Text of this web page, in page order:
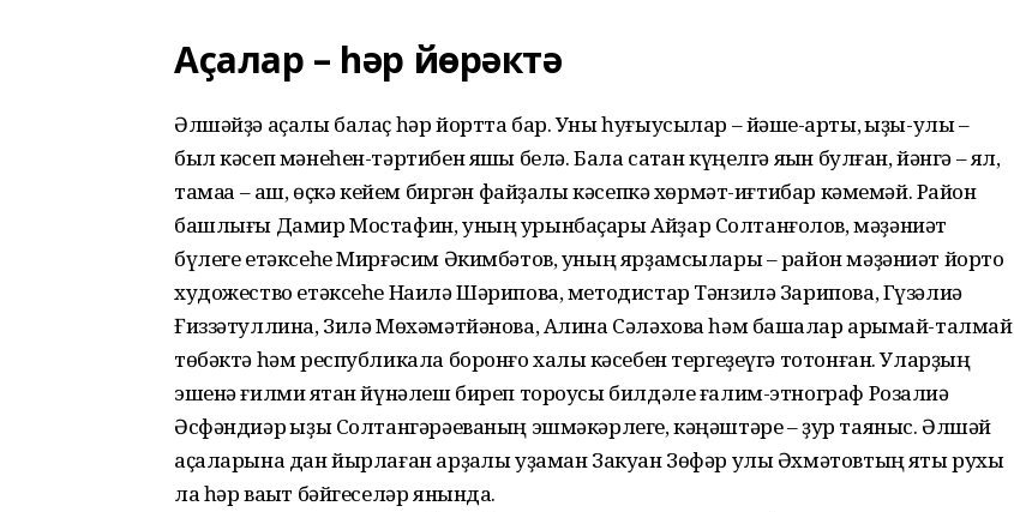
Аҫалар – һәр йөрәктә
Әлшәйҙә аҫалы балаҫ һәр йортта бар. Уны һуғыусылар – йәше-ҡарты, ҡыҙы-улы –
был кәсеп мәнеһен-тәртибен яҡшы белә. Бала саҡтан күңелгә яҡын булған, йәнгә – ял,
тамаҡҡа – аш, өҫкә кейем биргән файҙалы кәсепкә хөрмәт-иғтибар кәмемәй. Район
башлығы Дамир Мостафин, уның урынбаҫары Айҙар Солтанғолов, мәҙәниәт
бүлеге етәксеһе Мир­ғәсим Әкимбәтов, уның ярҙам­сылары – район мәҙәниәт йорто
художество етәксеһе Наилә Шәрипова, методистар Тәнзилә Зарипова, Гүзәлиә
Ғиззәтуллина, Зилә Мөхәмәтйәнова, Алина Сә­ләхова һәм башҡалар арымай-талмай
төбәктә һәм республикала боронғо халыҡ кәсебен тергеҙеүгә тотонған. Уларҙың
эшенә ғилми яҡтан йүнәлеш биреп тороусы билдәле ғалим-этнограф Розалиә
Әсфәндиәр ҡыҙы Солтангәрәеваның эшмәкәрлеге, кәңәштәре – ҙур таяныс. Әлшәй
аҫаларына дан йырлаған арҙаҡлы уҙаман Закуан Зөфәр улы Әхмәтовтың яҡты рухы
ла һәр ваҡыт бәйгеселәр янында.